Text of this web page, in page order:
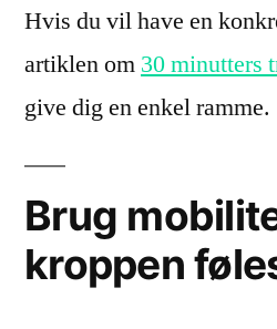
Hvis du vil have en
artiklen om 30 minutters
give dig en enkel ramme.
Brug
kroppen